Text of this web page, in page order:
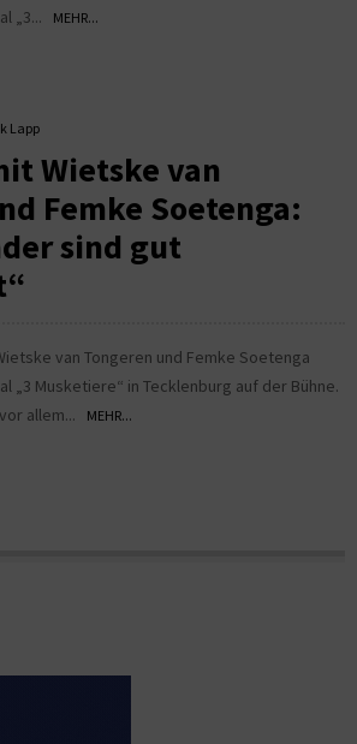
„3...
MEHR...
Lapp
Wietske van
Femke Soetenga:
sind gut
van Tongeren und Femke Soetenga
„3 Musketiere“ in Tecklenburg auf der Bühne.
allem...
MEHR...